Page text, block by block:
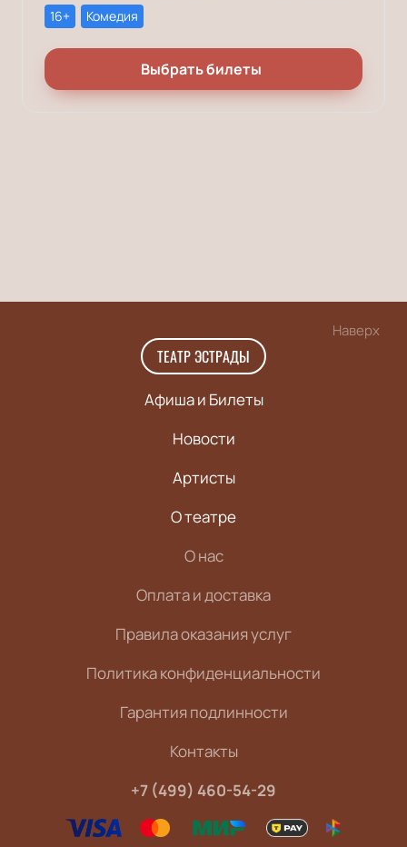
16+ Комедия
Выбрать билеты
Наверх
ТЕАТР ЭСТРАДЫ
Афиша и Билеты
Новости
Артисты
О театре
О нас
Оплата и доставка
Правила оказания услуг
Политика конфиденциальности
Гарантия подлинности
Контакты
+7 (499) 460-54-29